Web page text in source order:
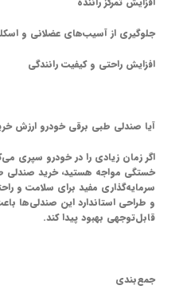
جلوگیری از آسیب‌های عضلانی و
افزایش راحتی و کیفیت رانندگی
آیا صندلی طبی برقی خودرو ارزش
اگر زمان زیادی را در خودرو سپری
خستگی مواجه هستید، خرید صندلی
سرمایه‌گذاری مفید برای سلامت و
و طراحی استاندارد این صندلی‌ها
قابل‌توجهی بهبود پیدا کند.
جمع‌بندی